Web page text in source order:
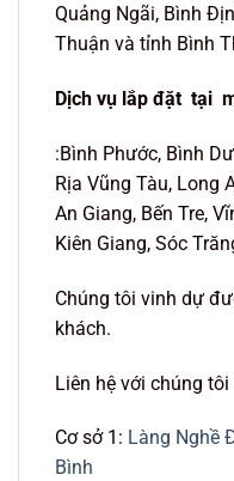
Quảng Ngãi, Bình
Thuận và tỉnh Bình
Dịch vụ lắp đặt tại
:Bình Phước, Bình
Rịa Vũng Tàu, Long
An Giang, Bến Tre,
Kiên Giang, Sóc
Chúng tôi vinh dự
khách.
Liên hệ với chúng
Cơ sở 1: Làng Nghề
Bình